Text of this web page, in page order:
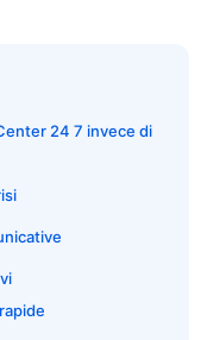
24 7 invece di